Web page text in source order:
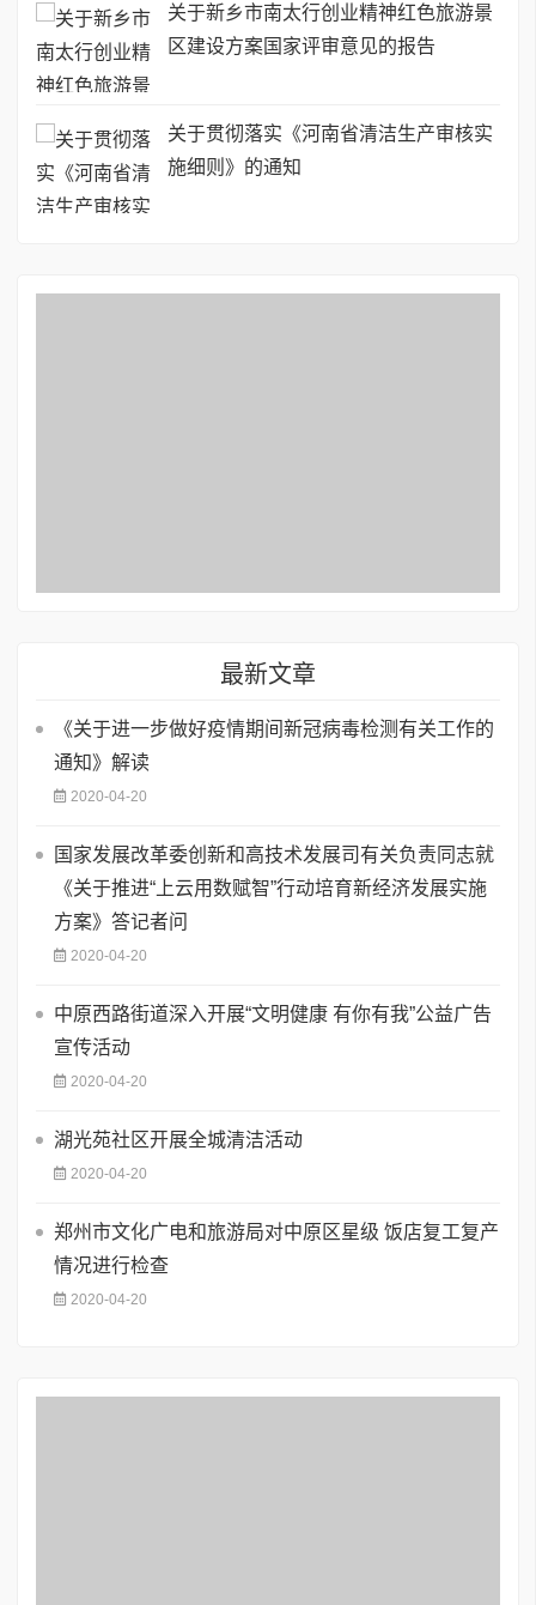
关于新乡市南太行创业精神红色旅游景
区建设方案国家评审意见的报告
关于贯彻落实《河南省清洁生产审核实
施细则》的通知
最新文章
《关于进一步做好疫情期间新冠病毒检测有关工作的
通知》解读
2020-04-20
国家发展改革委创新和高技术发展司有关负责同志就
《关于推进“上云用数赋智”行动培育新经济发展实施
方案》答记者问
2020-04-20
中原西路街道深入开展“文明健康 有你有我”公益广告
宣传活动
2020-04-20
湖光苑社区开展全城清洁活动
2020-04-20
郑州市文化广电和旅游局对中原区星级 饭店复工复产
情况进行检查
2020-04-20